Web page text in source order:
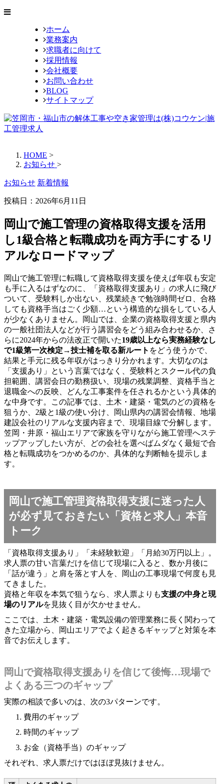
ホーム
業務案内
求職者に向けて
採用情報
会社概要
お問い合わせ
BLOG
サイトマップ
HOME >
お知らせ >
お知らせ 新着情報
投稿日： 2026年6月11日
岡山で施工管理の資格取得支援を活用
し1級合格と転職成功を両方手にするリ
アルなロードマップ
岡山で施工管理に転職して資格取得支援を使えば年収も安定
も手に入るはずなのに、「資格取得支援あり」の求人に飛び
ついて、受験料しか出ない、残業続きで勉強時間ゼロ、合格
しても資格手当はごく少額…という構造的な損をしている人
が少なくありません。岡山では、企業の資格取得支援と県内
の一般社団法人などが行う講習会をどう組み合わせるか、さ
らに2024年からの法改正で開いた19歳以上なら実務経験なし
で1級第一次検定→技士補を取る新ルート をどう使うかで、
結果と手元に残る年収がはっきり分かれます。大切なのは
「支援あり」という言葉ではなく、受験料とスクール代の負
担範囲、講習会日の勤務扱い、現場の残業調整、資格手当と
退職金への反映、どんな工事案件を任されるかという具体的
な中身です。この記事では、土木・建築・電気のどの資格を
狙うか、2級と1級の使い分け、岡山県内の講習会情報、地場
建設会社のリアルな支援内容まで、現場目線で分解します。
笠岡・井原・福山エリアで家族を守りながら施工管理へステ
ップアップしたい方が、どの会社を選べばムダなく最短で合
格と転職成功をつかめるのか、具体的な判断軸を提示しま
す。
岡山で施工管理資格取得支援に迷った人
が必ず見ておきたい「資格と求人」本音
トーク
「資格取得支援あり」「未経験歓迎」「月給30万円以上」。
求人票の甘い言葉だけを信じて現場に入ると、数か月後に
「話が違う」と肩を落とす人を、岡山の工事現場で何度も見
てきました。
資格と年収を本気で狙うなら、求人票よりも支援の中身と現
場のリアルを見抜く目が欠かせません。
ここでは、土木・建築・電気設備の管理業務に長く関わって
きた立場から、岡山エリアでよく起きるギャップと対策を本
音でお伝えします。
岡山で資格取得支援ありを信じて後悔…現場で
よくある三つのギャップ
実際の相談で多いのは、次の3パターンです。
費用のギャップ
時間のギャップ
お金（資格手当）のギャップ
それぞれ、求人票だけではほぼ見抜けません。